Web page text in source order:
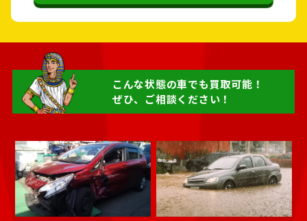
こんな状態の車でも買取可能！
ぜひ、ご相談ください！